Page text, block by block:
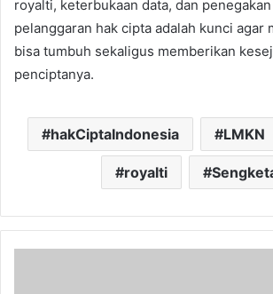
royalti, keterbukaan data, dan
pelanggaran hak cipta adalah kunci agar
bisa tumbuh sekaligus memberikan
penciptanya.
hakCiptaIndonesia LMKN
royalti